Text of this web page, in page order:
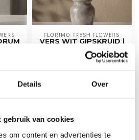
Details Over
gebruik van cookies
om content en advertenties te
FLORIMO FRESH FLOWERS
VERS WIT GIPSKRUID |
GYPSOPHILA
PANICULATA XLENCE |
30 GRAM | 25 TAKKEN
Vers wit gipskruid van Florimo!
€34,99